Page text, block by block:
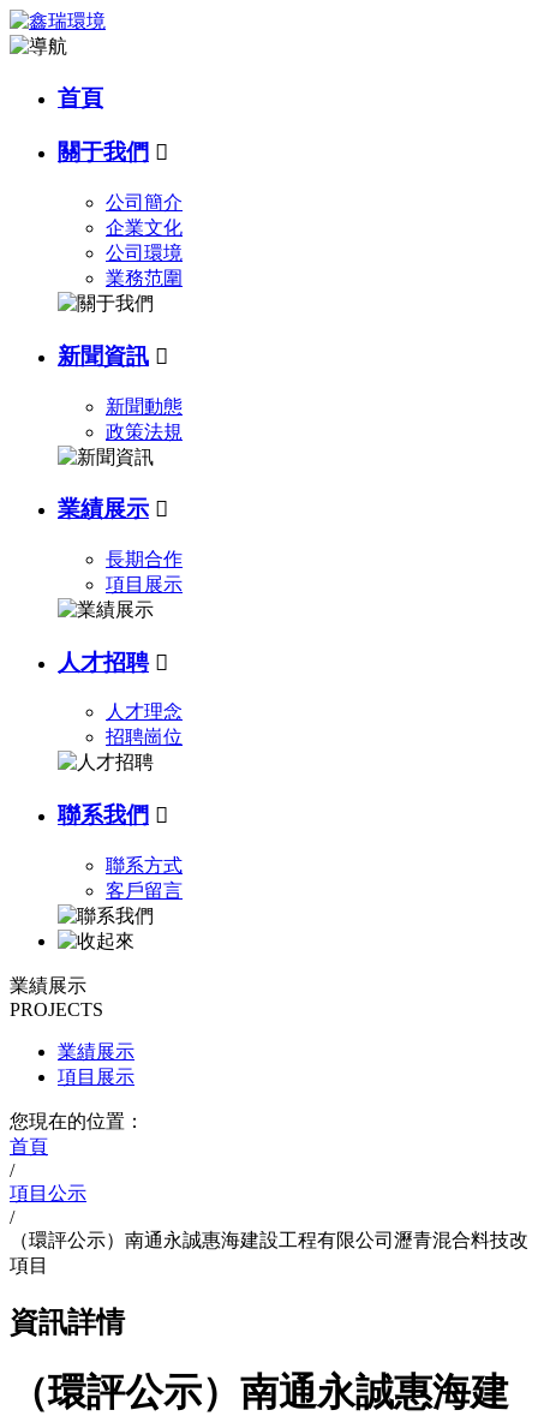
首頁
關于我們 
公司簡介
企業文化
公司環境
業務范圍
新聞資訊 
新聞動態
政策法規
業績展示 
長期合作
項目展示
人才招聘 
人才理念
招聘崗位
聯系我們 
聯系方式
客戶留言
業績展示
PROJECTS
業績展示
項目展示
您現在的位置：
首頁
/
項目公示
/
（環評公示）南通永誠惠海建設工程有限公司瀝青混合料技改
項目
資訊詳情
（環評公示）南通永誠惠海建